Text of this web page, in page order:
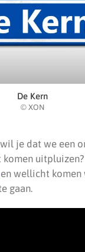
De Kern
© XON
je dat we een
komen
en wellicht komen
gaan.